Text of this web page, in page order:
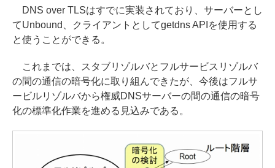
DNS over TLSはすでに実装されており、サーバーとし
てUnbound、クライアントとしてgetdns APIを使用する
と使うことができる。
これまでは、スタブリゾルバとフルサービスリゾルバ
の間の通信の暗号化に取り組んできたが、今後はフルサ
ービルリゾルバから権威DNSサーバーの間の通信の暗号
化の標準化作業を進める見込みである。